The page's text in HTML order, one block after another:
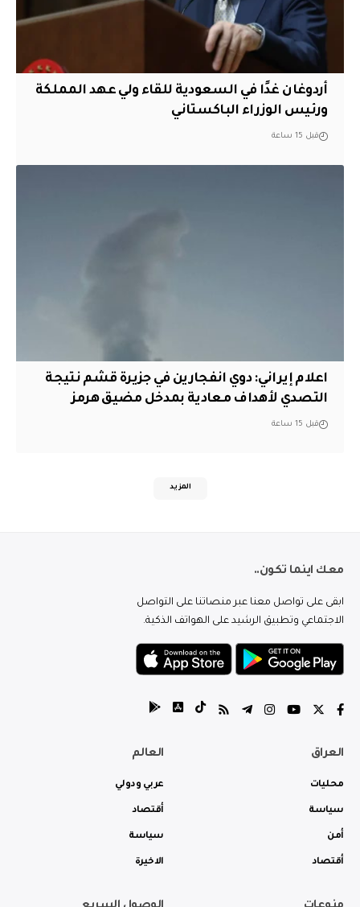
أردوغان غدًا في السعودية للقاء ولي عهد المملكة
ورئيس الوزراء الباكستاني
قبل 15 ساعة
اعلام إيراني: دوي انفجارين في جزيرة قشم نتيجة
التصدي لأهداف معادية بمدخل مضيق هرمز
قبل 15 ساعة
المزيد
معك اينما تكون..
ابقى على تواصل معنا عبر منصاتنا على التواصل
الاجتماعي وتطبيق الرشيد على الهواتف الذكية.
العراق
محليات
سياسة
أمن
أقتصاد
العالم
عربي ودولي
أقتصاد
سياسة
الاخيرة